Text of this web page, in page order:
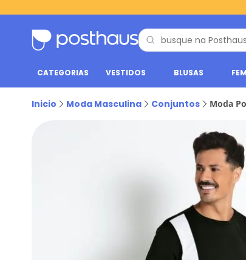
CATEGORIAS VESTIDOS BLUSAS
Inicio Moda Masculina Conjuntos Moda